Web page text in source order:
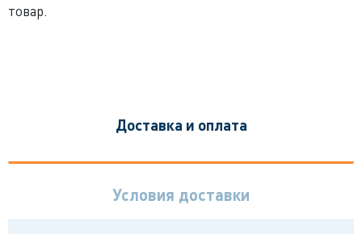
товар.
Доставка и оплата
Условия доставки